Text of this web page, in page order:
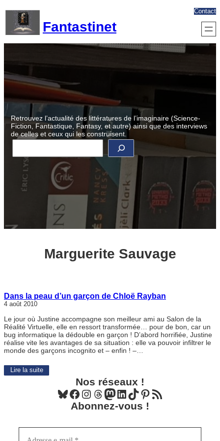
contenu
Fantastinet
Contact
Retrouvez l’actualité des littératures de l’imaginaire (Science-
Fiction, Fantastique, Fantasy, et autre) ainsi que des interviews
de celles et ceux qui les construisent.
R
c
Marguerite Sauvage
Dans la peau d’un garçon de Chloë Rayban
4 août 2010
Le jour où Justine accompagne son meilleur ami au Salon de la
Réalité Virtuelle, elle en ressort transformée… pour de bon, car un
bug informatique la dédouble en garçon ! D’abord horrifiée, Justine
réalise vite les avantages de sa situation : elle va pouvoir infiltrer le
monde des garçons incognito et – enfin ! –…
Lire la suite
Nos réseaux !
Bluesky Facebook Instagram Threads Mastodon LinkedIn TikTok Pinterest Flux RSS
Abonnez-vous !